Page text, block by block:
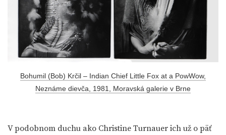
Bohumil (Bob) Krčil – Indian Chief Little Fox at a PowWow,
Neznáme dievča, 1981, Moravská galerie v Brne
V podobnom duchu ako Christine Turnauer ich už o päť